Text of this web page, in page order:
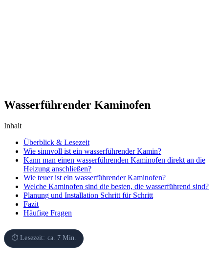
Wasserführender Kaminofen
Inhalt
Überblick & Lesezeit
Wie sinnvoll ist ein wasserführender Kamin?
Kann man einen wasserführenden Kaminofen direkt an die
Heizung anschließen?
Wie teuer ist ein wasserführender Kaminofen?
Welche Kaminofen sind die besten, die wasserführend sind?
Planung und Installation Schritt für Schritt
Fazit
Häufige Fragen
⏱ Lesezeit: ca. 7 Min.